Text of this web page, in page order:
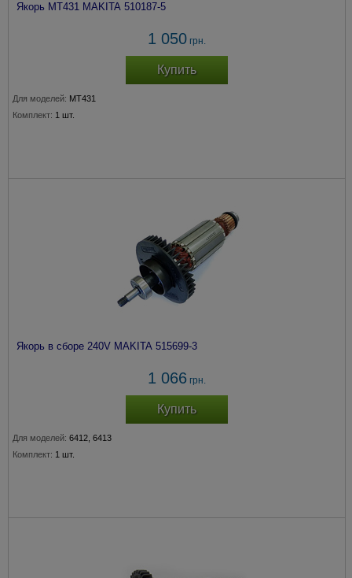
Якорь МТ431 MAKITA 510187-5
1 050 грн.
Купить
Для моделей: MT431
Комплект: 1 шт.
Якорь в сборе 240V MAKITA 515699-3
1 066 грн.
Купить
Для моделей: 6412, 6413
Комплект: 1 шт.